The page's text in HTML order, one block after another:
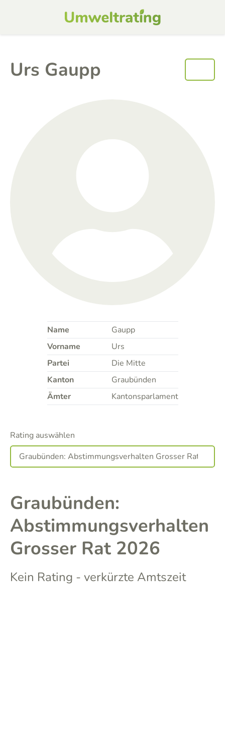
Urs Gaupp
Name
Gaupp
Vorname
Urs
Partei
Die Mitte
Kanton
Graubünden
Ämter
Kantonsparlament
Rating auswählen
Graubünden:
Abstimmungsverhalten
Grosser Rat 2026
Kein Rating - verkürzte Amtszeit